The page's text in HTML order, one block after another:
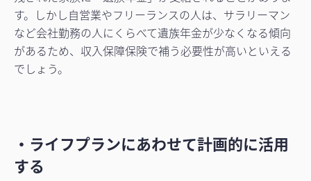
す。しかし自営業やフリーランスの人は、サラリーマン
など会社勤務の人にくらべて遺族年金が少なくなる傾向
があるため、収入保障保険で補う必要性が高いといえる
でしょう。
・ライフプランにあわせて計画的に活用
する